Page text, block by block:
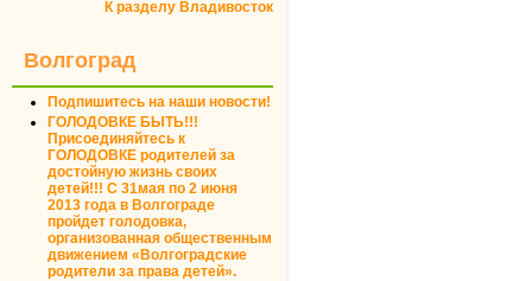
К разделу Владивосток
Волгоград
Подпишитесь на наши новости!
ГОЛОДОВКЕ БЫТЬ!!!
Присоединяйтесь к
ГОЛОДОВКЕ родителей за
достойную жизнь своих
детей!!! С 31мая по 2 июня
2013 года в Волгограде
пройдет голодовка,
организованная общественным
движением «Волгоградские
родители за права детей».